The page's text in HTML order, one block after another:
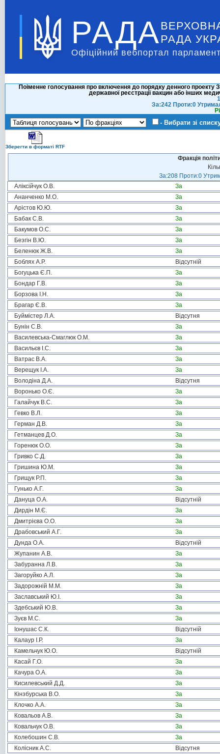
РАДА РАДА
Офіційний вебпортал
Поіменне голосування про включення до порядку денного проекту
державної реєстрації вакцин або інших
За:242 Проти:0
- Вибрати зі
Зберегти в форматі RTF
Фракція
За:208 Проти:0
Аліксійчук О.В.
За
Ананченко М.О.
За
Арістов Ю.Ю.
За
Бабак С.В.
За
Бакумов О.С.
За
Безгін В.Ю.
За
Беленюк Ж.В.
За
Боблях А.Р.
Відсутній
Богуцька Є.П.
За
Бондар Г.В.
За
Борзова І.Н.
За
Брагар Є.В.
За
Буймістер Л.А.
Відсутня
Бунін С.В.
За
Василевська-Смаглюк О.М.
За
Васильєв І.С.
За
Ватрас В.А.
За
Верещук І.А.
За
Володіна Д.А.
Відсутня
Воронько О.Є.
За
Галайчук В.С.
За
Гевко В.Л.
За
Герман Д.В.
За
Гетманцев Д.О.
За
Горенюк О.О.
За
Гривко С.Д.
За
Гришина Ю.М.
За
Грищук Р.П.
За
Гунько А.Г.
За
Дануца О.А.
Відсутній
Дирдін М.Є.
За
Дмитрієва О.О.
За
Драбовський А.Г.
За
Дунда О.А.
Відсутній
Жупанин А.В.
За
Забуранна Л.В.
За
Загоруйко А.Л.
За
Задорожній М.М.
За
Заславський Ю.І.
За
Здебський Ю.В.
За
Зуєв М.С.
За
Іонушас С.К.
Відсутній
Калаур І.Р.
За
Камельчук Ю.О.
Відсутній
Касай Г.О.
За
Качура О.А.
За
Кисилевський Д.Д.
За
Кінзбурська В.О.
За
Клочко А.А.
За
Ковальов А.В.
За
Ковальчук О.В.
За
Колебошин С.В.
За
Колісник А.С.
Відсутня